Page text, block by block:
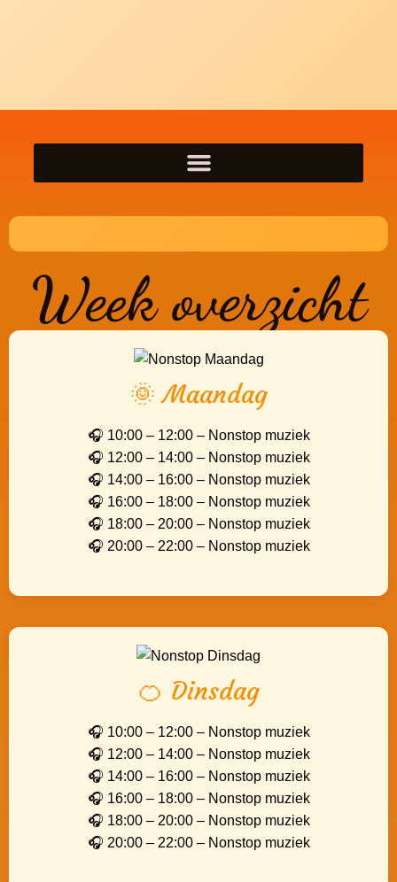
Week overzicht
🌞 Maandag
🎧 10:00 – 12:00 – Nonstop muziek
🎧 12:00 – 14:00 – Nonstop muziek
🎧 14:00 – 16:00 – Nonstop muziek
🎧 16:00 – 18:00 – Nonstop muziek
🎧 18:00 – 20:00 – Nonstop muziek
🎧 20:00 – 22:00 – Nonstop muziek
🍊 Dinsdag
🎧 10:00 – 12:00 – Nonstop muziek
🎧 12:00 – 14:00 – Nonstop muziek
🎧 14:00 – 16:00 – Nonstop muziek
🎧 16:00 – 18:00 – Nonstop muziek
🎧 18:00 – 20:00 – Nonstop muziek
🎧 20:00 – 22:00 – Nonstop muziek